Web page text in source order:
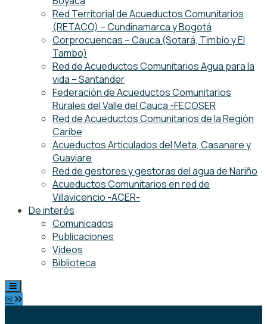
Red Territorial de Acueductos Comunitarios
(RETACO) – Cundinamarca y Bogotá
Corprocuencas – Cauca (Sotará, Timbío y El
Tambo)
Red de Acueductos Comunitarios Agua para la
vida – Santander
Federación de Acueductos Comunitarios
Rurales del Valle del Cauca -FECOSER
Red de Acueductos Comunitarios de la Región
Caribe
Acueductos Articulados del Meta, Casanare y
Guaviare
Red de gestores y gestoras del agua de Nariño
Acueductos Comunitarios en red de
Villavicencio -ACER-
De interés
Comunicados
Publicaciones
Videos
Biblioteca
✉